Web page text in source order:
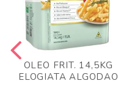
OLEO FRIT. 14,5KG
ELOGIATA ALGODAO